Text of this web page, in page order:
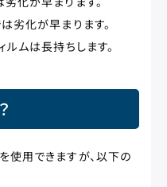
劣化が早まります。
ルムは長持ちします。
使用できますが、以下の